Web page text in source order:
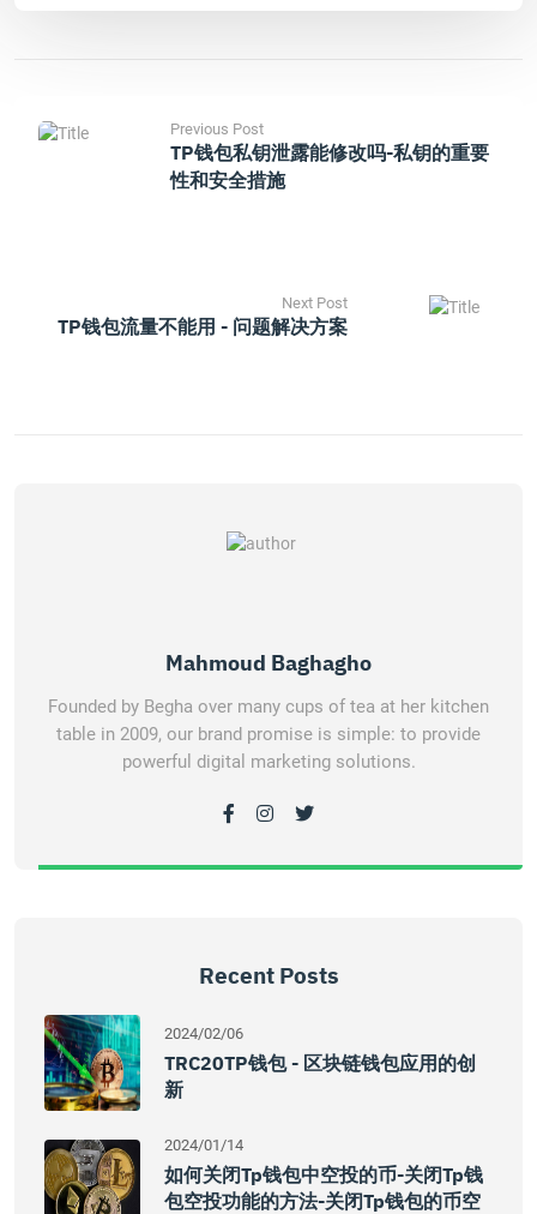
Previous Post
TP钱包私钥泄露能修改吗-私钥的重要
性和安全措施
Next Post
TP钱包流量不能用 - 问题解决方案
Mahmoud Baghagho
Founded by Begha over many cups of tea at her kitchen
table in 2009, our brand promise is simple: to provide
powerful digital marketing solutions.
Recent Posts
2024/02/06
TRC20TP钱包 - 区块链钱包应用的创
新
2024/01/14
如何关闭tp钱包中空投的币-关闭tp钱
包空投功能的方法-关闭tp钱包的币空